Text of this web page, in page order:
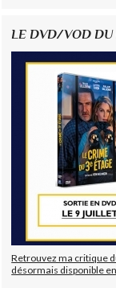
LE DVD/VOD DU
Retrouvez ma critique
désormais disponible